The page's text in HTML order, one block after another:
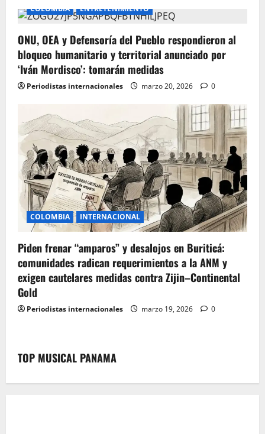
COLOMBIA
ENTRETENIMIENTO
ONU, OEA y Defensoría del Pueblo respondieron al
bloqueo humanitario y territorial anunciado por
‘Iván Mordisco’: tomarán medidas
Periodistas internacionales marzo 20, 2026 0
COLOMBIA INTERNACIONAL
Piden frenar “amparos” y desalojos en Buriticá:
comunidades radican requerimientos a la ANM y
exigen cautelares medidas contra Zijin–Continental
Gold
Periodistas internacionales marzo 19, 2026 0
TOP MUSICAL PANAMA